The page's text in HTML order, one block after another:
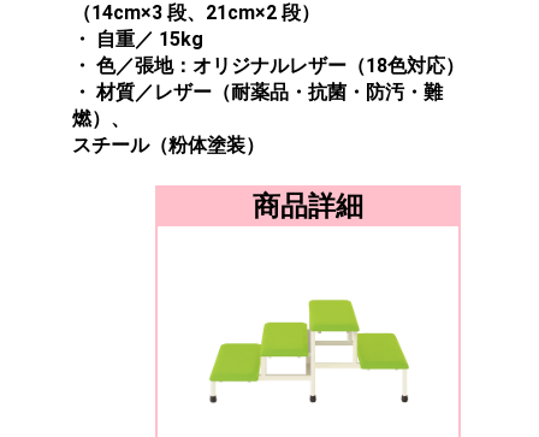
（14cm×3 段、21cm×2 段）
・ 自重／ 15kg
・ 色／張地：オリジナルレザー（18色対応）
・ 材質／レザー（耐薬品・抗菌・防汚・難
燃）、
スチール（粉体塗装）
商品詳細